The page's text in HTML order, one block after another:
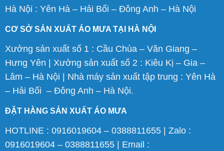
Hà Nội : Yên Hà – Hải Bối – Đông Anh – Hà Nội
CƠ SỞ SẢN XUẤT ÁO MƯA TẠI HÀ NỘI
Xưởng sản xuất số 1 : Cầu Chùa – Văn Giang –
Hưng Yên | Xưởng sản xuất số 2 : Kiêu Kị – Gia –
Lâm – Hà Nội | Nhà máy sản xuất tập trung : Yên Hà
– Hải Bối – Đông Anh – Hà Nội.
ĐẶT HÀNG SẢN XUẤT ÁO MƯA
HOTLINE : 0916019604 – 0388811655 | Zalo :
0916019604 – 0388811655 | Email :